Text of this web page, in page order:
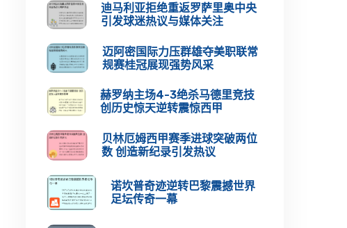
迪马利亚拒绝重返罗萨里奥中央
引发球迷热议与媒体关注
迈阿密国际力压群雄夺美职联常
规赛桂冠展现强势风采
赫罗纳主场4-3绝杀马德里竞技
创历史惊天逆转震惊西甲
贝林厄姆西甲赛季进球突破两位
数 创造新纪录引发热议
诺坎普奇迹逆转巴黎震撼世界
足坛传奇一幕